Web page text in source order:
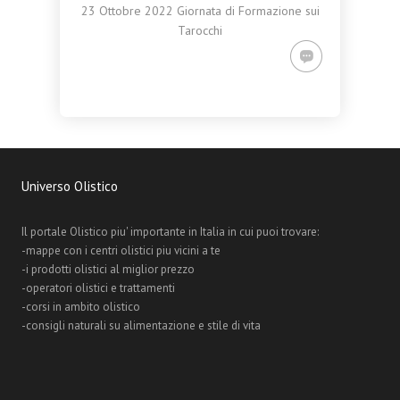
23 Ottobre 2022 Giornata di Formazione sui
Tarocchi
Universo Olistico
Il portale Olistico piu' importante in Italia in cui puoi trovare:
-mappe con i centri olistici piu vicini a te
-i prodotti olistici al miglior prezzo
-operatori olistici e trattamenti
-corsi in ambito olistico
-consigli naturali su alimentazione e stile di vita